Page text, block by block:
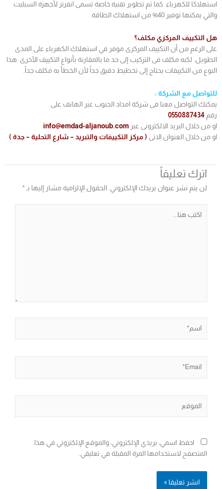
استهلاكا للكهرباء. كما تم تطوير تقنية خاصة تسمى انفرتر لأجهزة السبليت
والتي يمكنها توفير 40% من استهلاك الطاقة.
هل التكييف المركزي مكلف؟
على الرغم من أن التكييف المركزى موفر في استهلاك الكهرباء على المدى
الطويل. لكنه مكلف فى التركيب إلى حد ما بالمقارنة بأنواع التكييف الآخرى. هذا
النوع من التكييفات يحتاج إلى تخطيط دقيق جداً لأن الخطأ به مكلف جداً.
للتواصل مع الشركة :
يمكنك التواصل معنا فى شركة امداد الجنوب عبر الهاتف على
رقم 0550887434
او من خلال البريد الالكترونى عبر info@emdad-aljanoub.com
او من خلال العنوان الاتى ( مركز التكييفات والتبريد – شارع التحلية – جدة )
اترك تعليقاً
لن يتم نشر عنوان بريدك الإلكتروني. الحقول الإلزامية مشار إليها بـ *
احفظ اسمي، بريدي الإلكتروني، والموقع الإلكتروني في هذا
المتصفح لاستخدامها المرة المقبلة في تعليقي.